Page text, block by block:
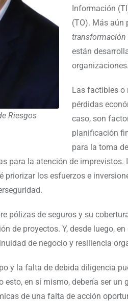
Riesgos
Información
(TO). Más aún
están
organizaciones.
Las factibles o
pérdidas
caso, son
planificación
para la toma
para la atención de imprevistos.
priorizar los esfuerzos e
pólizas de seguros y su
de proyectos. Y, desde luego,
de negocio y resiliencia
y la falta de debida diligencia
esto, en sí mismo, debería ser un
de una falta de acción